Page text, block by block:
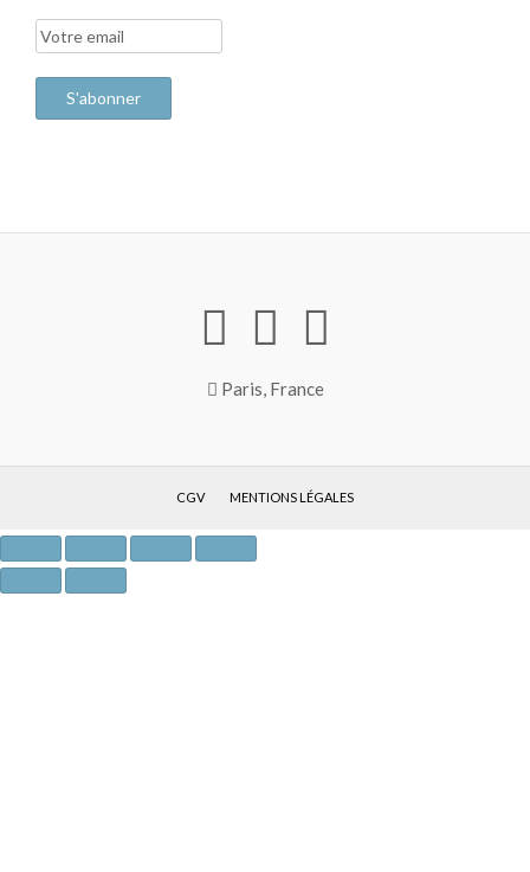
Paris, France
CGV MENTIONS LÉGALES